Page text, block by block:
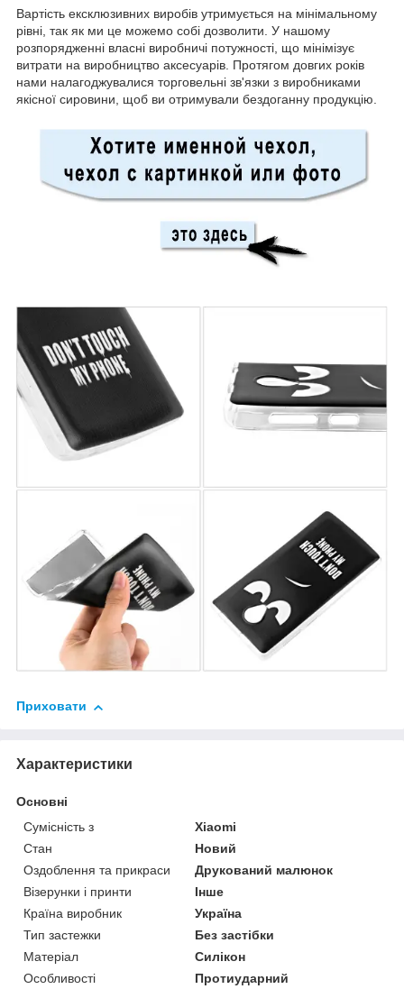
Вартість ексклюзивних виробів утримується на мінімальному
рівні, так як ми це можемо собі дозволити. У нашому
розпорядженні власні виробничі потужності, що мінімізує
витрати на виробництво аксесуарів. Протягом довгих років
нами налагоджувалися торговельні зв'язки з виробниками
якісної сировини, щоб ви отримували бездоганну продукцію.
Приховати
Характеристики
Основні
Сумісність з
Xiaomi
Стан
Новий
Оздоблення та прикраси
Друкований малюнок
Візерунки і принти
Інше
Країна виробник
Україна
Тип застежки
Без застібки
Матеріал
Силікон
Особливості
Протиударний